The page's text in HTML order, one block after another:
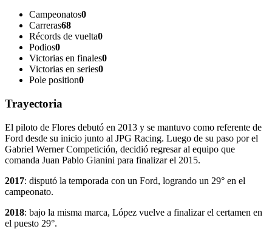
Campeonatos0
Carreras68
Récords de vuelta0
Podios0
Victorias en finales0
Victorias en series0
Pole position0
Trayectoria
El piloto de Flores debutó en 2013 y se mantuvo como referente de
Ford desde su inicio junto al JPG Racing. Luego de su paso por el
Gabriel Werner Competición, decidió regresar al equipo que
comanda Juan Pablo Gianini para finalizar el 2015.
2017: disputó la temporada con un Ford, logrando un 29° en el
campeonato.
2018: bajo la misma marca, López vuelve a finalizar el certamen en
el puesto 29°.